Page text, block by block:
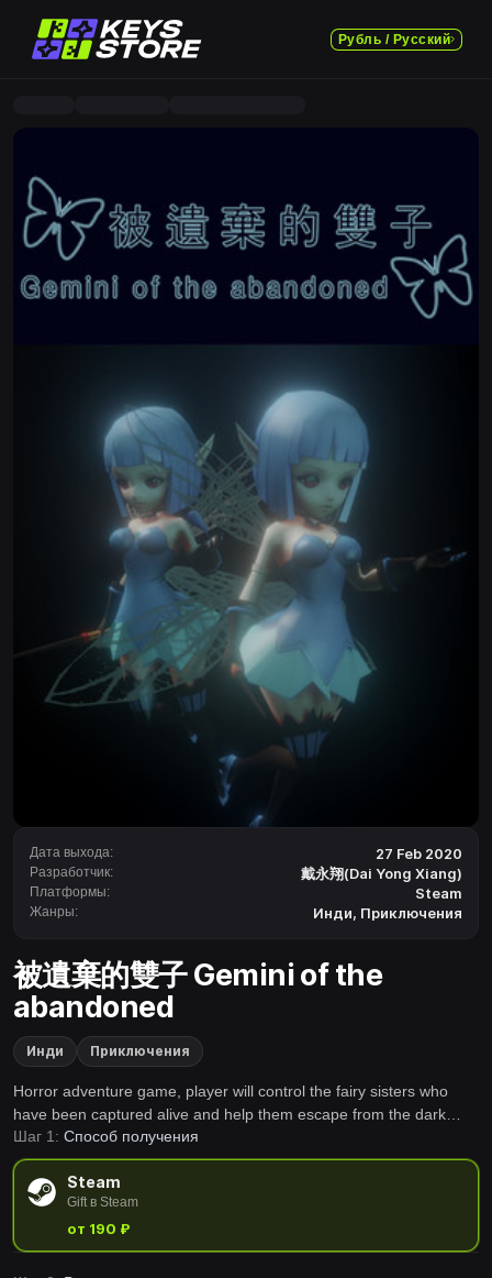
Рубль / Русский
Дата выхода: 27 Feb 2020
Разработчик: 戴永翔(Dai Yong Xiang)
Платформы: Steam
Жанры: Инди, Приключения
被遺棄的雙子 Gemini of the
abandoned
Инди Приключения
Horror adventure game, player will control the fairy sisters who
have been captured alive and help them escape from the dark
experimental site, both parties need to share the same blood
volume and live and die together, support single and double player
modes.
Шаг 1: Способ получения
Steam
Gift в Steam
от 190 ₽